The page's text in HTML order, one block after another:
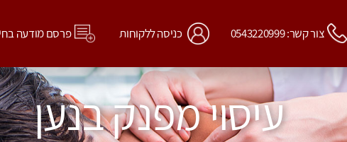
צור קשר: 0543220999 כניסה ללקוחות פרסם מודעה
עיסוי מפנק בנען